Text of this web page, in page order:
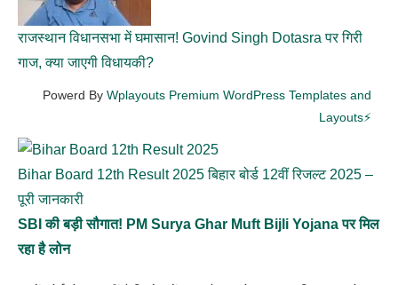
राजस्थान विधानसभा में घमासान! Govind Singh Dotasra पर गिरी
गाज, क्या जाएगी विधायकी?
Powerd By Wplayouts Premium WordPress Templates and
Layouts⚡
Bihar Board 12th Result 2025 बिहार बोर्ड 12वीं रिजल्ट 2025 –
पूरी जानकारी
SBI की बड़ी सौगात! PM Surya Ghar Muft Bijli Yojana पर मिल
रहा है लोन